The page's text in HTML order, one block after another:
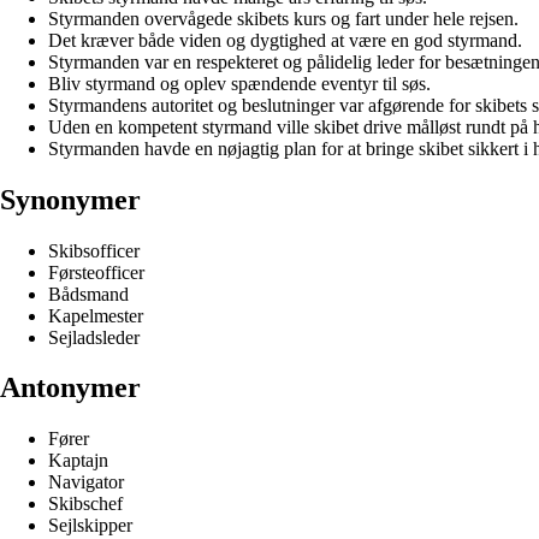
Styrmanden overvågede skibets kurs og fart under hele rejsen.
Det kræver både viden og dygtighed at være en god styrmand.
Styrmanden var en respekteret og pålidelig leder for
Bliv styrmand og oplev spændende eventyr til søs.
Styrmandens autoritet og beslutninger var afgørende for skibets
Uden en kompetent styrmand ville skibet drive målløst rundt på
Styrmanden havde en nøjagtig plan for at bringe skibet sikkert i
Synonymer
Skibsofficer
Førsteofficer
Bådsmand
Kapelmester
Sejladsleder
Antonymer
Fører
Kaptajn
Navigator
Skibschef
Sejlskipper